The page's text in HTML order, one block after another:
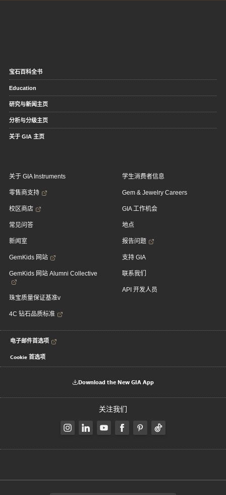
宝石百科全书
Education
研究与新闻主页
分析与分级主页
关于 GIA 主页
关于 GIA Instruments
零售商支持
校区商店
常见问答
新闻室
GemKids 网站
GemKids 网站 Alumni Collective
珠宝质量保证基准v
4C 钻石品质标准
学生消费者信息
Gem & Jewelry Careers
GIA 工作机会
地点
报告问题
支持 GIA
联系我们
API 开发人员
电子邮件首选项
Cookie 首选项
Download the New GIA App
关注我们